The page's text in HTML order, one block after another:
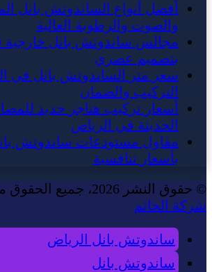
أفضل أنواع الساندوتش بانل
والصوت والرطوبة العالية
مجالس ساندوتش بانل خارجية
بتصميم عصري
سعر متر الساندوتش بانل في
التركيب والضمان
أسعار تركيب هناجر حديد
الحديثة في الرياض
مقاول مستودعات ساندوتش
بأسعار تنافسية
© حقوق النشر 2026، جميع الحقوق محفوظة |
شركة الحاتم
ساندوتش بانل الرياض
ساندوتش بانل